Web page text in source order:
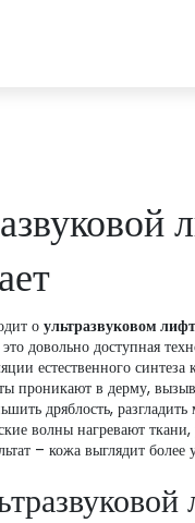
о ультразвуковом
довольно доступная
естественного синтеза
проникают в дерму,
дряблость,
волны нагревают
– кожа выглядит